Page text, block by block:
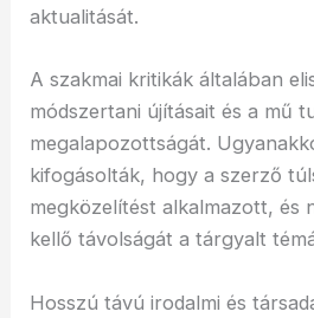
aktualitását.
A szakmai kritikák általában
módszertani újításait és a mű
megalapozottságát.
kifogásolták, hogy a szerző
megközelítést alkalmazott, és
kellő távolságát a tárgyalt
Hosszú távú irodalmi és